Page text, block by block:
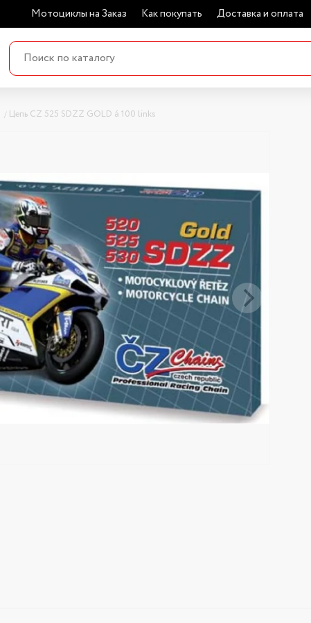
Мотоциклы на Заказ Как покупать Доставка и оплата
Цепь CZ 525 SDZZ GOLD á 100 links